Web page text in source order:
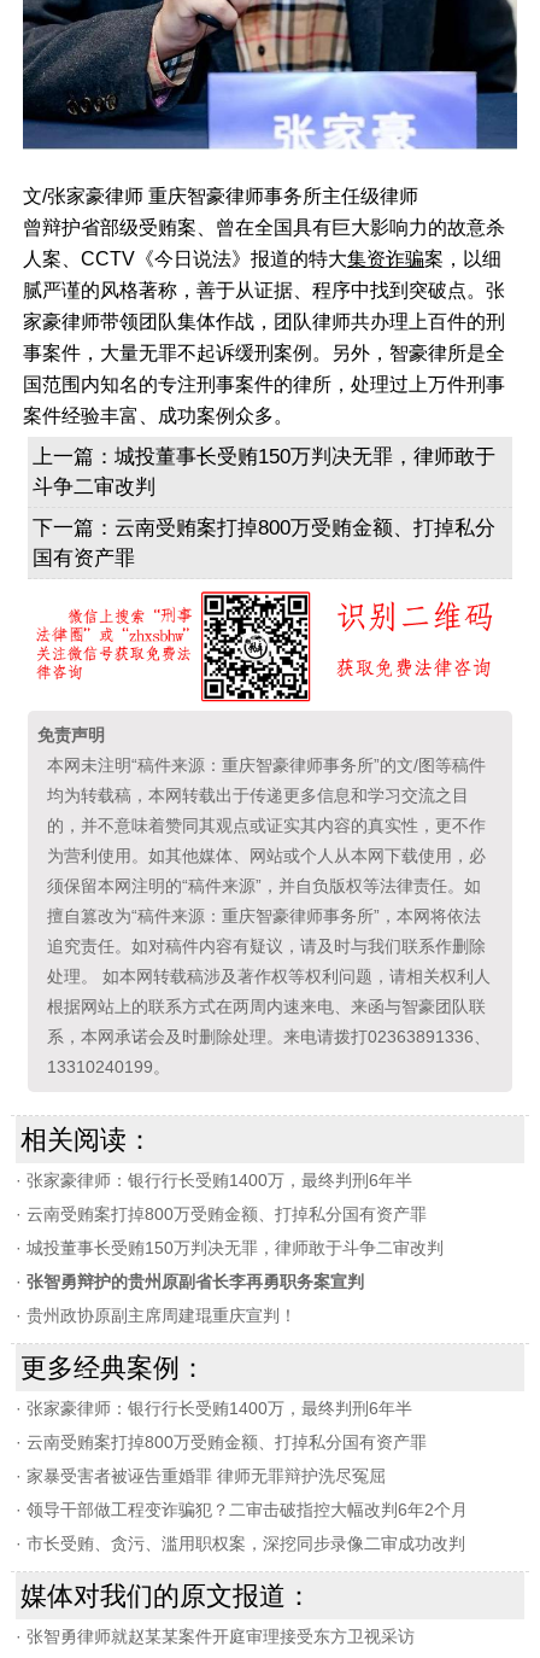
文/张家豪律师 重庆智豪律师事务所主任级律师
曾辩护省部级受贿案、曾在全国具有巨大影响力的故意杀
人案、CCTV《今日说法》报道的特大集资诈骗案，以细
腻严谨的风格著称，善于从证据、程序中找到突破点。张
家豪律师带领团队集体作战，团队律师共办理上百件的刑
事案件，大量无罪不起诉缓刑案例。另外，智豪律所是全
国范围内知名的专注刑事案件的律所，处理过上万件刑事
案件经验丰富、成功案例众多。
上一篇：城投董事长受贿150万判决无罪，律师敢于
斗争二审改判
下一篇： 云南受贿案打掉800万受贿金额、打掉私分
国有资产罪
免责声明
本网未注明“稿件来源：重庆智豪律师事务所”的文/图等稿件
均为转载稿，本网转载出于传递更多信息和学习交流之目
的，并不意味着赞同其观点或证实其内容的真实性，更不作
为营利使用。如其他媒体、网站或个人从本网下载使用，必
须保留本网注明的“稿件来源”，并自负版权等法律责任。如
擅自篡改为“稿件来源：重庆智豪律师事务所”，本网将依法
追究责任。如对稿件内容有疑议，请及时与我们联系作删除
处理。 如本网转载稿涉及著作权等权利问题，请相关权利人
根据网站上的联系方式在两周内速来电、来函与智豪团队联
系，本网承诺会及时删除处理。来电请拨打02363891336、
13310240199。
相关阅读：
· 张家豪律师：银行行长受贿1400万，最终判刑6年半
· 云南受贿案打掉800万受贿金额、打掉私分国有资产罪
· 城投董事长受贿150万判决无罪，律师敢于斗争二审改判
· 张智勇辩护的贵州原副省长李再勇职务案宣判
· 贵州政协原副主席周建琨重庆宣判！
更多经典案例：
· 张家豪律师：银行行长受贿1400万，最终判刑6年半
· 云南受贿案打掉800万受贿金额、打掉私分国有资产罪
· 家暴受害者被诬告重婚罪 律师无罪辩护洗尽冤屈
· 领导干部做工程变诈骗犯？二审击破指控大幅改判6年2个月
· 市长受贿、贪污、滥用职权案，深挖同步录像二审成功改判
媒体对我们的原文报道：
· 张智勇律师就赵某某案件开庭审理接受东方卫视采访